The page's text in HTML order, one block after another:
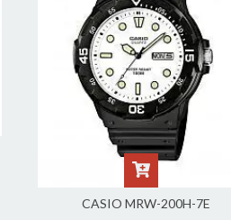
CASIO MRW-200H-7E